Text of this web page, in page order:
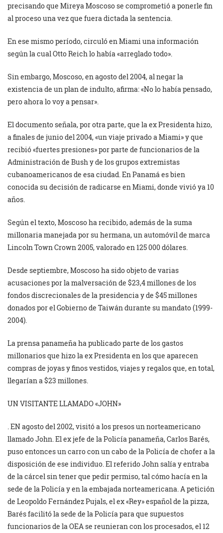
precisando que Mireya Moscoso se comprometió a ponerle fin
al proceso una vez que fuera dictada la sentencia.
En ese mismo período, circuló en Miami una información
según la cual Otto Reich lo había «arreglado todo».
Sin embargo, Moscoso, en agosto del 2004, al negar la
existencia de un plan de indulto, afirma: «No lo había pensado,
pero ahora lo voy a pensar».
El documento señala, por otra parte, que la ex Presidenta hizo,
a finales de junio del 2004, «un viaje privado a Miami» y que
recibió «fuertes presiones» por parte de funcionarios de la
Administración de Bush y de los grupos extremistas
cubanoamericanos de esa ciudad. En Panamá es bien
conocida su decisión de radicarse en Miami, donde vivió ya 10
años.
Según el texto, Moscoso ha recibido, además de la suma
millonaria manejada por su hermana, un automóvil de marca
Lincoln Town Crown 2005, valorado en 125 000 dólares.
Desde septiembre, Moscoso ha sido objeto de varias
acusaciones por la malversación de $23,4 millones de los
fondos discrecionales de la presidencia y de $45 millones
donados por el Gobierno de Taiwán durante su mandato (1999-
2004).
La prensa panameña ha publicado parte de los gastos
millonarios que hizo la ex Presidenta en los que aparecen
compras de joyas y finos vestidos, viajes y regalos que, en total,
llegarían a $23 millones.
UN VISITANTE LLAMADO «JOHN»
. EN agosto del 2002, visitó a los presos un norteamericano
llamado John. El ex jefe de la Policía panameña, Carlos Barés,
puso entonces un carro con un cabo de la Policía de chofer a la
disposición de ese individuo. El referido John salía y entraba
de la cárcel sin tener que pedir permiso, tal cómo hacía en la
sede de la Policía y en la embajada norteamericana. A petición
de Leopoldo Fernández Pujals, el ex «Rey» español de la pizza,
Barés facilitó la sede de la Policía para que supuestos
funcionarios de la OEA se reunieran con los procesados, el 12